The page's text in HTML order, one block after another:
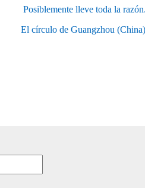
Posiblemente lleve toda la razón.
El círculo de Guangzhou